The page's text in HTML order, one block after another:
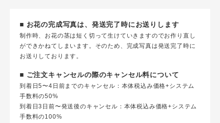
■ お花の完成写真は、発送完了時にお送りします
制作時、お花の茎は短く切って生けていきますのでお作り直し
ができかねてしまいます。そのため、完成写真は発送完了時に
お送りしております。
■ ご注文キャンセルの際のキャンセル料について
到着日5〜4日前までのキャンセル：本体税込み価格+システム
手数料の50%
到着日3日前〜発送後のキャンセル：本体税込み価格+システム
手数料の100%